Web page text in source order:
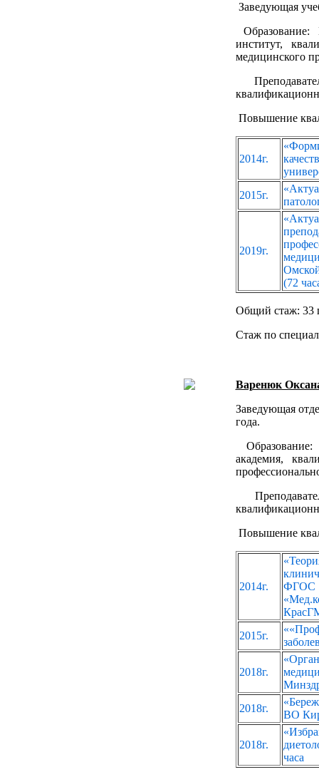
Заведующая
Образование:
институт,
медицинского
Повышение
2014г.
2015г.
2019г.
(72
Общий стаж: 33
Стаж по
Варенюк
Заведующая
года.
Образование:
академия,
Повышение
2014г.
ФГОС
2015г.
2018г.
2018г.
ВО
2018г.
часа